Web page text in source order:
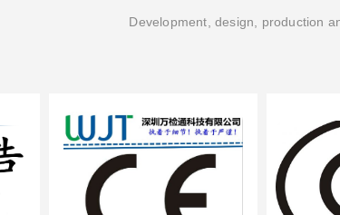
Development, design, production